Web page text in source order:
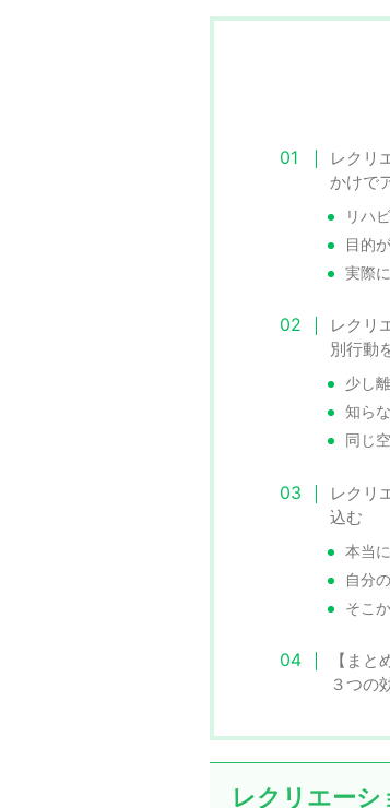
レクリ
かけで
リハ
目的
実際
レクリ
別行動
少し
知ら
同じ
レクリ
込む
本当
自分
そこ
【ま
３つの
レクリエーシ